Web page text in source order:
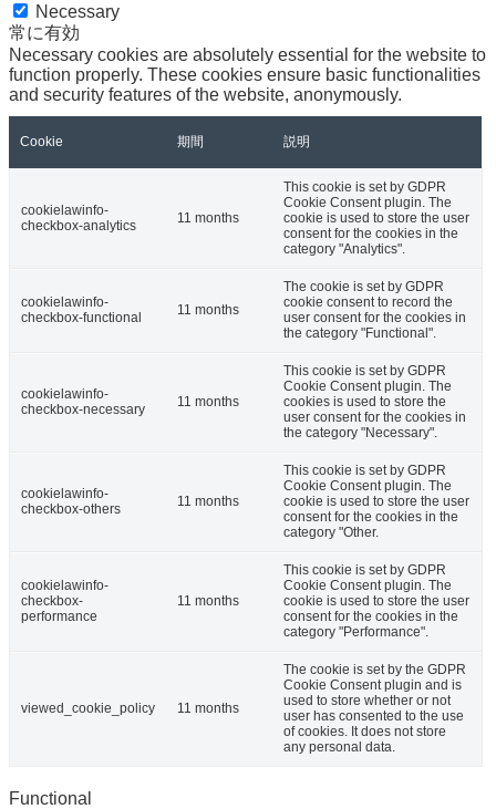
Necessary
常に有効
Necessary cookies are absolutely essential for the website to
function properly. These cookies ensure basic functionalities
and security features of the website, anonymously.
Cookie 期間 説明
cookielawinfo-
checkbox-analytics
11 months
This cookie is set by GDPR
Cookie Consent plugin. The
cookie is used to store the user
consent for the cookies in the
category "Analytics".
cookielawinfo-
checkbox-functional
11 months
The cookie is set by GDPR
cookie consent to record the
user consent for the cookies in
the category "Functional".
cookielawinfo-
checkbox-necessary
11 months
This cookie is set by GDPR
Cookie Consent plugin. The
cookies is used to store the
user consent for the cookies in
the category "Necessary".
cookielawinfo-
checkbox-others
11 months
This cookie is set by GDPR
Cookie Consent plugin. The
cookie is used to store the user
consent for the cookies in the
category "Other.
cookielawinfo-
checkbox-
performance
11 months
This cookie is set by GDPR
Cookie Consent plugin. The
cookie is used to store the user
consent for the cookies in the
category "Performance".
viewed_cookie_policy 11 months
The cookie is set by the GDPR
Cookie Consent plugin and is
used to store whether or not
user has consented to the use
of cookies. It does not store
any personal data.
Functional